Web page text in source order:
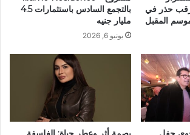
حذر في
المقبل
بالتجمع السادس باستثمارات 4.5
مليار جنيه
يونيو 6, 2026